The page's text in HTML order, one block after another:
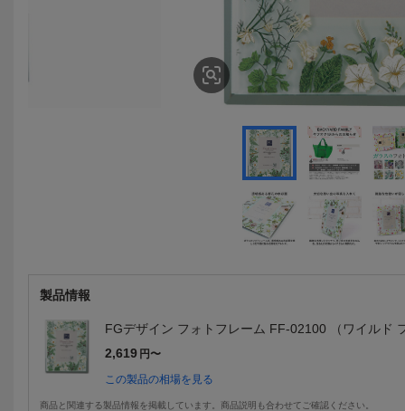
製品情報
FGデザイン フォトフレーム FF-02100 （ワイルド
2,619 円〜
この製品の相場を見る
商品と関連する製品情報を掲載しています。商品説明も合わせてご確認ください。